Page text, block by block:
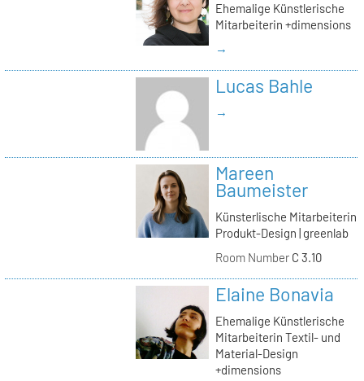
Ehemalige Künstlerische
Mitarbeiterin +dimensions
→
Lucas Bahle
→
Mareen
Baumeister
Künsterlische Mitarbeiterin
Produkt-Design | greenlab
Room NumberC 3.10
Elaine Bonavia
Ehemalige Künstlerische
Mitarbeiterin Textil- und
Material-Design
+dimensions